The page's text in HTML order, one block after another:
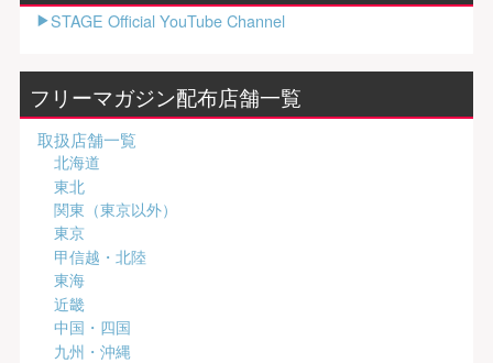
STAGE Official YouTube Channel
フリーマガジン配布店舗一覧
取扱店舗一覧
北海道
東北
関東（東京以外）
東京
甲信越・北陸
東海
近畿
中国・四国
九州・沖縄